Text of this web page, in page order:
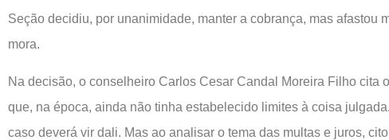
Seção decidiu, por unanimidade, manter a cobrança, mas afastou
mora.
Na decisão, o conselheiro Carlos Cesar Candal Moreira Filho cita
que, na época, ainda não tinha estabelecido limites à coisa
caso deverá vir dali. Mas ao analisar o tema das multas e juros,